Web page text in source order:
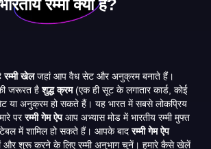
रम्मी क्या है?
रम्मी खेलजहां आप वैध सेट और अनुक्रम बनाते हैं।
जरूरत हैशुद्ध क्रम(एक ही सूट के लगातार कार्ड, कोई
या अनुक्रम हो सकते हैं। यह भारत में सबसे लोकप्रिय
पररम्मी गेम ऐपआप अभ्यास मोड में भारतीय रम्मी मुफ्त
में शामिल हो सकते हैं। आपके बादरम्मी गेम ऐप
और शुरू करने के लिए रम्मी अनुभाग चुनें। हमारे कैसे खेलें